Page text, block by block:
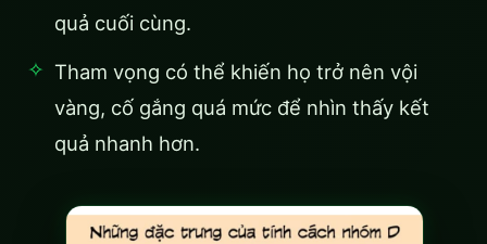
quả cuối cùng.
Tham vọng có thể khiến họ trở nên vội
vàng, cố gắng quá mức để nhìn thấy kết
quả nhanh hơn.